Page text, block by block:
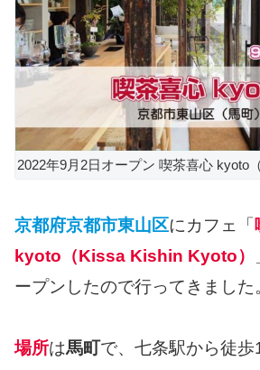
2022年9月2日オープン 喫茶喜心 kyoto
京都府京都市東山区にカフェ「
kyoto（Kissa Kishin Kyoto）
ープンしたので行ってきました
場所は馬町で、七条駅から徒歩